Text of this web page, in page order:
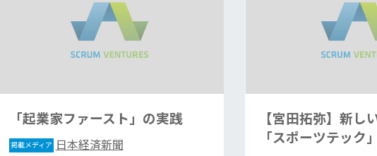
「起業家ファースト」の実践
掲載メディア 日本経済新聞
【宮田拓弥】新し
「スポーツテック